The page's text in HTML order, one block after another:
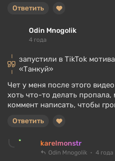
Ответить
Odin Mnogolik
4 года
запустили в TikTok
«Танкуй»
Чет у меня после этого
хоть что-то делать
коммент написать, чтобы
Ответить
karelmonstr
Odin Mnogolik 4 года